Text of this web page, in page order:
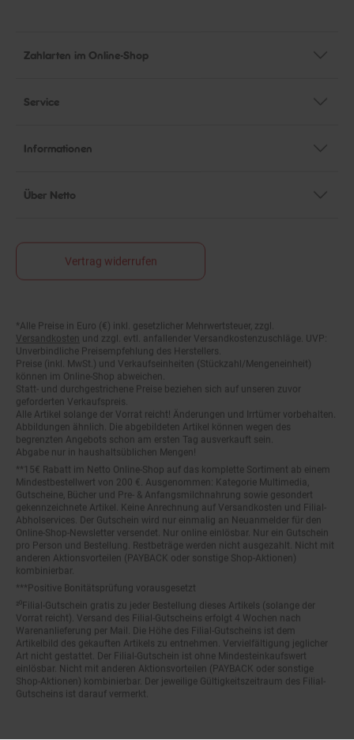
Zahlarten im Online-Shop
Service
Informationen
Über Netto
Vertrag widerrufen
Fußnoten
Versandkosten und zzgl. evtl. anfallender Versandkostenzuschläge. UVP:
Unverbindliche Preisempfehlung des Herstellers.
Preise (inkl. MwSt.) und Verkaufseinheiten (Stückzahl/Mengeneinheit)
können im Online-Shop abweichen.
Statt- und durchgestrichene Preise beziehen sich auf unseren zuvor
geforderten Verkaufspreis.
Alle Artikel solange der Vorrat reicht! Änderungen und Irrtümer vorbehalten.
Abbildungen ähnlich. Die abgebildeten Artikel können wegen des
begrenzten Angebots schon am ersten Tag ausverkauft sein.
Abgabe nur in haushaltsüblichen Mengen!
Mindestbestellwert von 200 €. Ausgenommen: Kategorie Multimedia,
Gutscheine, Bücher und Pre- & Anfangsmilchnahrung sowie gesondert
gekennzeichnete Artikel. Keine Anrechnung auf Versandkosten und Filial-
Abholservices. Der Gutschein wird nur einmalig an Neuanmelder für den
Online-Shop-Newsletter versendet. Nur online einlösbar. Nur ein Gutschein
pro Person und Bestellung. Restbeträge werden nicht ausgezahlt. Nicht mit
anderen Aktionsvorteilen (PAYBACK oder sonstige Shop-Aktionen)
kombinierbar.
²⁰Filial-Gutschein gratis zu jeder Bestellung dieses Artikels (solange der
Vorrat reicht). Versand des Filial-Gutscheins erfolgt 4 Wochen nach
Warenanlieferung per Mail. Die Höhe des Filial-Gutscheins ist dem
Artikelbild des gekauften Artikels zu entnehmen. Vervielfältigung jeglicher
Art nicht gestattet. Der Filial-Gutschein ist ohne Mindesteinkaufswert
einlösbar. Nicht mit anderen Aktionsvorteilen (PAYBACK oder sonstige
Shop-Aktionen) kombinierbar. Der jeweilige Gültigkeitszeitraum des Filial-
Gutscheins ist darauf vermerkt.